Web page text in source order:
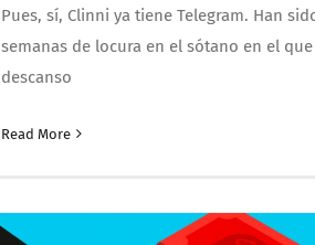
Pues, sí, Clinni ya tiene Telegram. Han
semanas de locura en el sótano en el
descanso
Read More